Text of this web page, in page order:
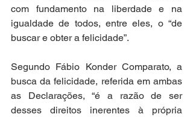
com fundamento na liberdade e na
igualdade de todos, entre eles, o “de
buscar e obter a felicidade”.
Segundo Fábio Konder Comparato, a
busca da felicidade, referida em ambas
as Declarações, “é a razão de ser
desses direitos inerentes à própria